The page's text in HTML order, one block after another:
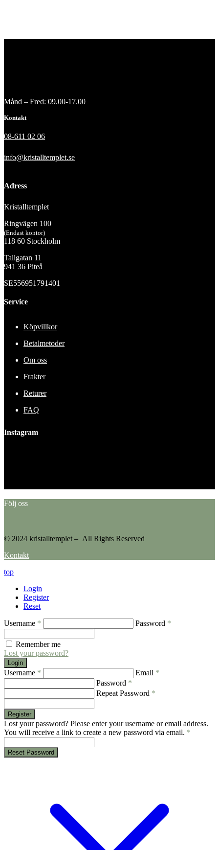
Månd – Fred: 09.00-17.00
Kontakt
08-611 02 06
info@kristalltemplet.se
Adress
Kristalltemplet
Ringvägen 100
(Endast kontor)
118 60 Stockholm
Tallgatan 11
941 36 Piteå
SE556951791401
Service
Köpvillkor
Betalmetoder
Om oss
Frakter
Returer
FAQ
Instagram
Följ oss
© 2024 kristalltemplet – All Rights Reserved
Kontakt
top
Login
Register
Reset
Username * Password *
Remember me
Lost your password?
Login
Username * Email *
Password *
Repeat Password *
Register
Lost your password? Please enter your username or email address.
You will receive a link to create a new password via email. *
Reset Password